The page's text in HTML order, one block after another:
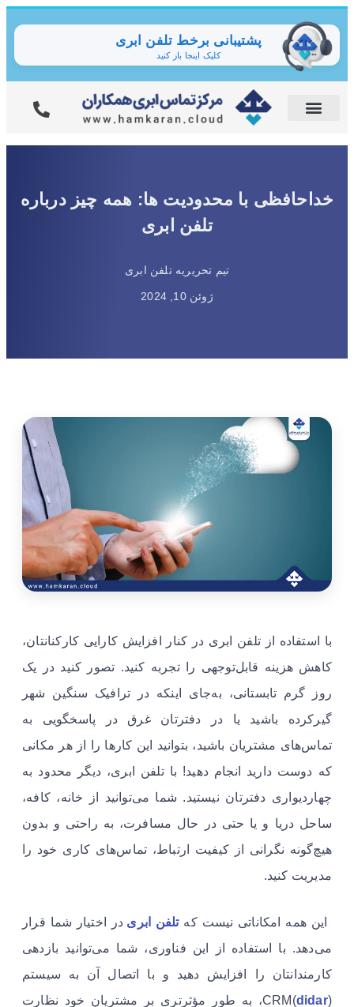
پشتیبانی برخط تلفن ابری
کلیک اینجا باز کنید
خداحافظی با محدودیت ها: همه چیز درباره
تلفن ابری
تیم تحریریه تلفن ابری
ژوئن 10, 2024
با استفاده از تلفن ابری در کنار افزایش کارایی کارکنانتان،
کاهش هزینه قابل‌توجهی را تجربه کنید. تصور کنید در یک
روز گرم تابستانی، به‌جای اینکه در ترافیک سنگین شهر
گیرکرده باشید یا در دفترتان غرق در پاسخگویی به
تماس‌های مشتریان باشید، بتوانید این کارها را از هر مکانی
که دوست دارید انجام دهید! با تلفن ابری، دیگر محدود به
چهاردیواری دفترتان نیستید. شما می‌توانید از خانه، کافه،
ساحل دریا و یا حتی در حال مسافرت، به راحتی و بدون
هیچ‌گونه نگرانی از کیفیت ارتباط، تماس‌های کاری خود را
مدیریت کنید.
این همه امکاناتی نیست کهتلفن ابری در اختیار شما قرار
می‌دهد. با استفاده از این فناوری، شما می‌توانید بازدهی
کارمندانتان را افزایش دهید و با اتصال آن به سیستم
CRM(didar
)، به طور مؤثرتری بر مشتریان خود نظارت